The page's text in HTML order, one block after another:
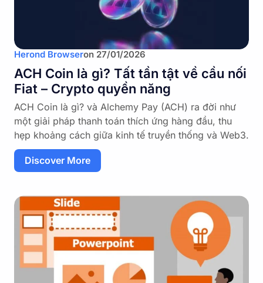
Herond Browseron 27/01/2026
ACH Coin là gì? Tất tần tật về cầu nối
Fiat – Crypto quyền năng
ACH Coin là gì? và Alchemy Pay (ACH) ra đời như
một giải pháp thanh toán thích ứng hàng đầu, thu
hẹp khoảng cách giữa kinh tế truyền thống và Web3.
Discover More